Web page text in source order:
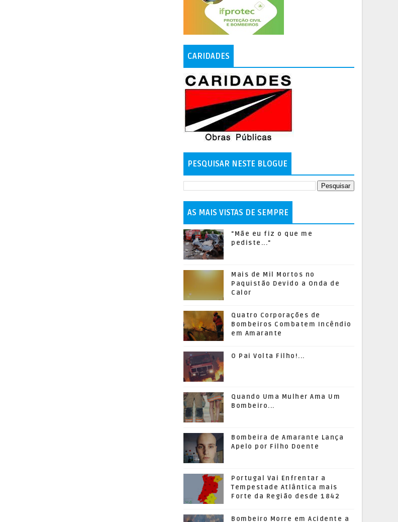
CARIDADES
PESQUISAR NESTE BLOGUE
AS MAIS VISTAS DE SEMPRE
"Mãe eu fiz o que me
pediste..."
Mais de Mil Mortos no
Paquistão Devido a Onda de
Calor
Quatro Corporações de
Bombeiros Combatem Incêndio
em Amarante
O Pai Volta Filho!...
Quando Uma Mulher Ama Um
Bombeiro...
Bombeira de Amarante Lança
Apelo por Filho Doente
Portugal Vai Enfrentar a
Tempestade Atlântica mais
Forte da Região desde 1842
Bombeiro Morre em Acidente a